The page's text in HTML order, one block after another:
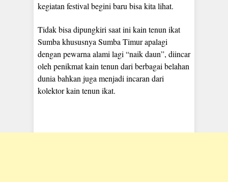
kegiatan festival begini baru bisa kita lihat.
Tidak bisa dipungkiri saat ini kain tenun ikat
Sumba khususnya Sumba Timur apalagi
dengan pewarna alami lagi “naik daun”, diincar
oleh penikmat kain tenun dari berbagai belahan
dunia bahkan juga menjadi incaran dari
kolektor kain tenun ikat.